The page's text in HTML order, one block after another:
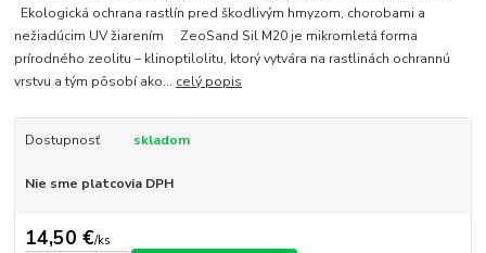
Ekologická ochrana rastlín pred škodlivým hmyzom, chorobami a
nežiadúcim UV žiarením ZeoSand Sil M20 je mikromletá forma
prírodného zeolitu – klinoptilolitu, ktorý vytvára na rastlinách ochrannú
vrstvu a tým pôsobí ako... celý popis
Dostupnosť skladom
Nie sme platcovia DPH
14,50 €/ks